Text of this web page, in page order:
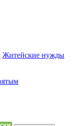
Житейские нужды